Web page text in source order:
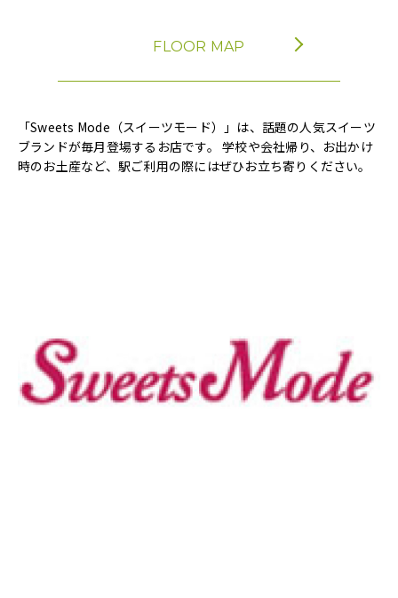
FLOOR MAP
「Sweets Mode（スイーツモード）」は、話題の人気スイーツ
ブランドが毎月登場するお店です。 学校や会社帰り、お出かけ
時のお土産など、駅ご利用の際にはぜひお立ち寄りください。